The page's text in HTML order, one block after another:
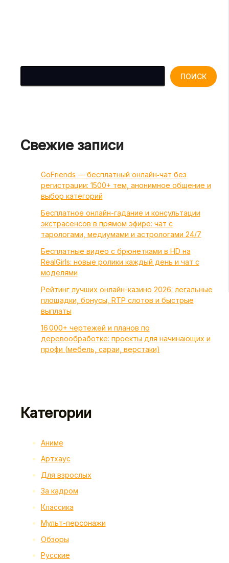
ПОИСК
Свежие записи
GoFriends — бесплатный онлайн‑чат без
регистрации: 1500+ тем, анонимное общение и
выбор категорий
Бесплатное онлайн-гадание и консультации
экстрасенсов в прямом эфире: чат с
тарологами, медиумами и астрологами 24/7
Бесплатные видео с брюнетками в HD на
RealGirls: новые ролики каждый день и чат с
моделями
Рейтинг лучших онлайн-казино 2026: легальные
площадки, бонусы, RTP слотов и быстрые
выплаты
16 000+ чертежей и планов по
деревообработке: проекты для начинающих и
профи (мебель, сараи, верстаки)
Категории
Аниме
Артхаус
Для взрослых
За кадром
Классика
Мульт-персонажи
Обзоры
Русские